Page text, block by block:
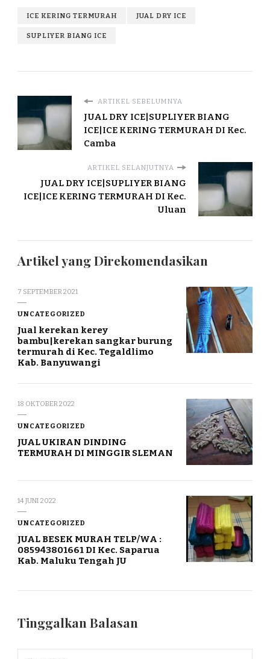
ICE KERING TERMURAH JUAL DRY ICE
SUPLIYER BIANG ICE
ARTIKEL SEBELUMNYA
JUAL DRY ICE|SUPLIYER BIANG
ICE|ICE KERING TERMURAH DI Kec.
Camba
ARTIKEL SELANJUTNYA
JUAL DRY ICE|SUPLIYER BIANG
ICE|ICE KERING TERMURAH DI Kec.
Uluan
Artikel yang Direkomendasikan
7 SEPTEMBER 2021
UNCATEGORIZED
Jual kerekan kerey
bambu|kerekan sangkar burung
termurah di Kec. Tegaldlimo
Kab. Banyuwangi
18 OKTOBER 2022
UNCATEGORIZED
JUAL UKIRAN DINDING
TERMURAH DI MINGGIR SLEMAN
14 JUNI 2022
UNCATEGORIZED
JUAL BESEK MURAH TELP/WA :
085943801661 DI Kec. Saparua
Kab. Maluku Tengah JU
Tinggalkan Balasan